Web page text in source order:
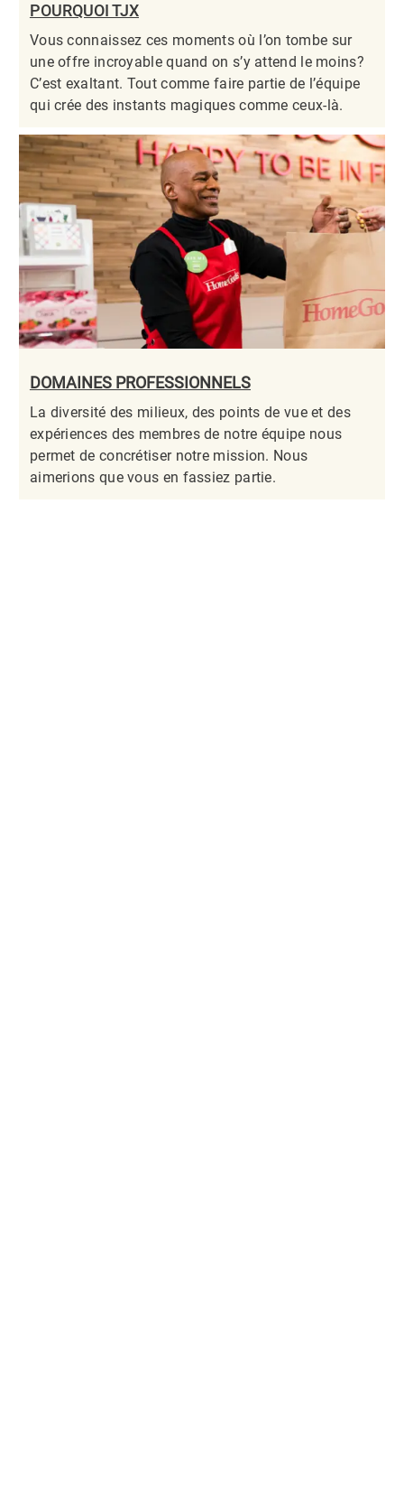
POURQUOI TJX
Vous connaissez ces moments où l’on tombe sur
une offre incroyable quand on s’y attend le moins?
C’est exaltant. Tout comme faire partie de l’équipe
qui crée des instants magiques comme ceux-là.​​​​​​​
DOMAINES PROFESSIONNELS
La diversité des milieux, des points de vue et des
expériences des membres de notre équipe nous
permet de concrétiser notre mission. Nous
aimerions que vous en fassiez partie.​​​​​​​